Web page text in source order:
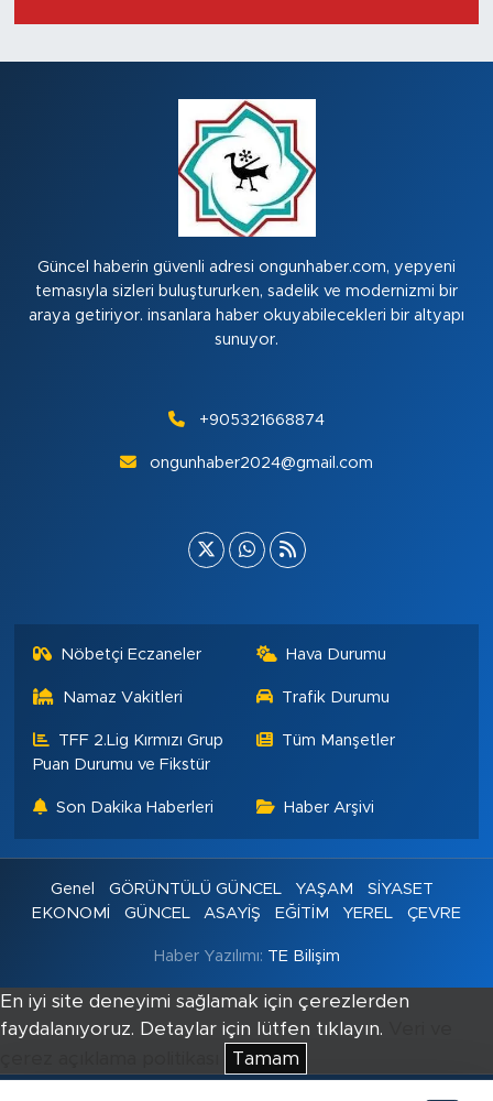
Güncel haberin güvenli adresi ongunhaber.com, yepyeni
temasıyla sizleri buluştururken, sadelik ve modernizmi bir
araya getiriyor. insanlara haber okuyabilecekleri bir altyapı
sunuyor.
+905321668874
ongunhaber2024@gmail.com
Nöbetçi Eczaneler Hava Durumu
Namaz Vakitleri Trafik Durumu
TFF 2.Lig Kırmızı Grup
Puan Durumu ve Fikstür
Tüm Manşetler
Son Dakika Haberleri Haber Arşivi
Genel GÖRÜNTÜLÜ GÜNCEL YAŞAM
SİYASET
EKONOMİ
GÜNCEL ASAYİŞ EĞİTİM YEREL ÇEVRE
Haber Yazılımı: TE Bilişim
En iyi site deneyimi sağlamak için çerezlerden
faydalanıyoruz. Detaylar için lütfen tıklayın.
Tamam